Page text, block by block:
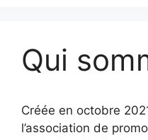
Qui
Créée en octobre
l’association de